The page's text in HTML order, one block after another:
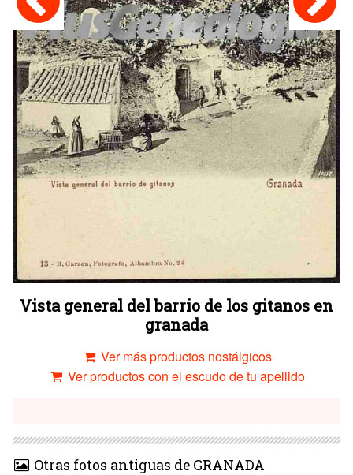
Vista general del barrio de los gitanos en
granada
Ver más productos nostálgicos
Ver productos con el escudo de tu apellido
Otras fotos antiguas de GRANADA